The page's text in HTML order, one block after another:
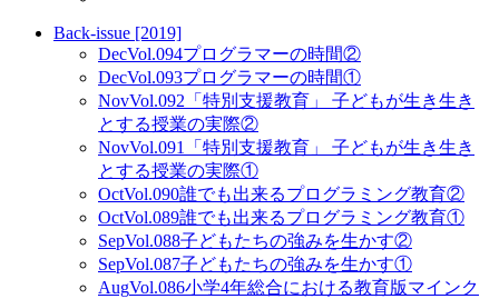
Back-issue [2019]
DecVol.094プログラマーの時間②
DecVol.093プログラマーの時間①
NovVol.092 「特別支援教育」 子どもが生き生き
とする授業の実際②
NovVol.091
「特別支援教育」 子どもが生き生き
とする授業の実際①
OctVol.090誰でも出来るプログラミング教育②
OctVol.089誰でも出来るプログラミング教育①
SepVol.088子どもたちの強みを生かす②
SepVol.087子どもたちの強みを生かす①
AugVol.086小学4年総合における教育版マインク